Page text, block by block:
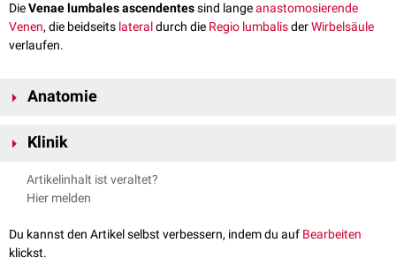
DieVenae lumbales ascendentessind langeanastomosierende
Venen, die beidseits lateraldurch die Regio lumbalisderWirbelsäule
verlaufen.
Anatomie
iliolumbalesund
Man unterscheidet zwischen der rechten Vena lumbalis ascendens
dextraund der linken Vena lumbalis ascendens
Vena lumbalis ascendens dextra mit derVena subcostalis dextra
gegenüber
Klinik
Bei einem Verschluss
der Vena cava inferior werden die Venae lumbales
ascendentes zu wichtigen
Artikelinhalt ist veraltet?
Hier melden
Du kannst den Artikel selbst verbessern, indem du auf Bearbeiten
klickst.